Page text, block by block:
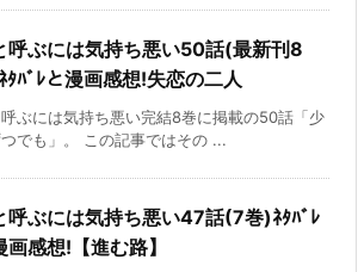
呼ぶには気持ち悪い50話(最新刊8
ﾀﾊﾞﾚと漫画感想!失恋の二人
ぶには気持ち悪い完結8巻に掲載の50話「少
つでも」。 この記事ではその ...
呼ぶには気持ち悪い47話(7巻)ﾈﾀﾊﾞﾚ
画感想!【進む路】